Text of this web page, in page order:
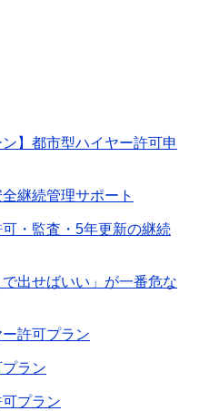
】都市型ハイヤー許可申
継続管理サポート
可・監査・5年更新の継続
で出せばいい」が一番危な
許可プラン
ラン
プラン